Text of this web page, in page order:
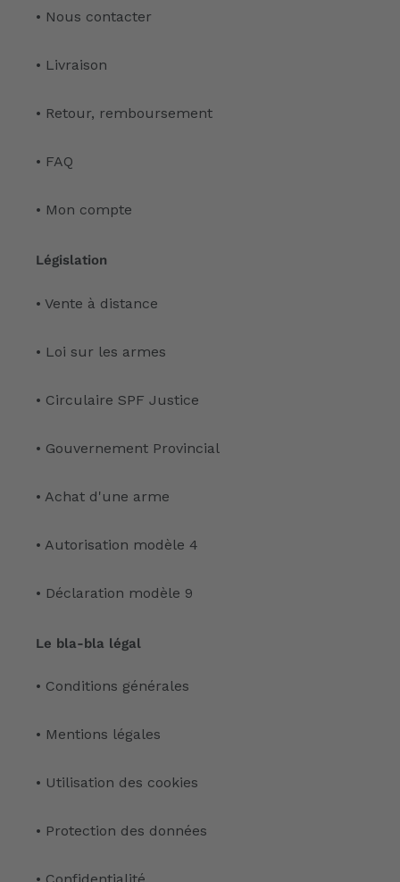
• Nous contacter
• Livraison
• Retour, remboursement
• FAQ
• Mon compte
Législation
• Vente à distance
• Loi sur les armes
• Circulaire SPF Justice
• Gouvernement Provincial
• Achat d'une arme
• Autorisation modèle 4
• Déclaration modèle 9
Le bla-bla légal
• Conditions générales
• Mentions légales
• Utilisation des cookies
• Protection des données